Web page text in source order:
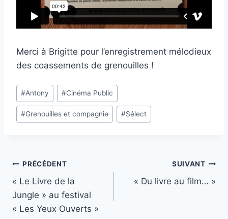
Merci à Brigitte pour l’enregistrement mélodieux
des coassements de grenouilles !
Étiquettes
de
la
#Antony #Cinéma Public
#Grenouilles et compagnie #Sélect
Navigation
de
l’article
PRÉCÉDENT
« Le Livre de la
Jungle » au festival
« Les Yeux Ouverts »
SUIVANT
« Du livre au film… »